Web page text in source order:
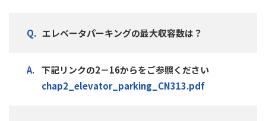
エレベータパーキングの最大収容数は？
下記リンクの2－16からをご参照ください
chap2_elevator_parking_CN313.pdf